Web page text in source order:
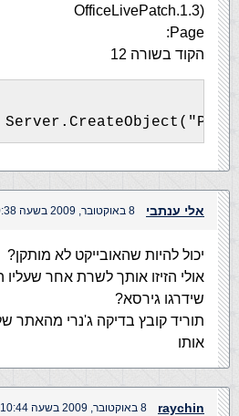
OfficeLivePatch.1.3)
Page:
הקוד בשורה 12
אלי ענתבי 8 באוקטובר, 2009 בשעה 10:38 am
יכול להיות שהאובייקט לא מותקן?
אולי הזיזו אותך לשרת אחר שעליו
שידרגו גירסא?
אותו
raychin 8 באוקטובר, 2009 בשעה 10:44 am